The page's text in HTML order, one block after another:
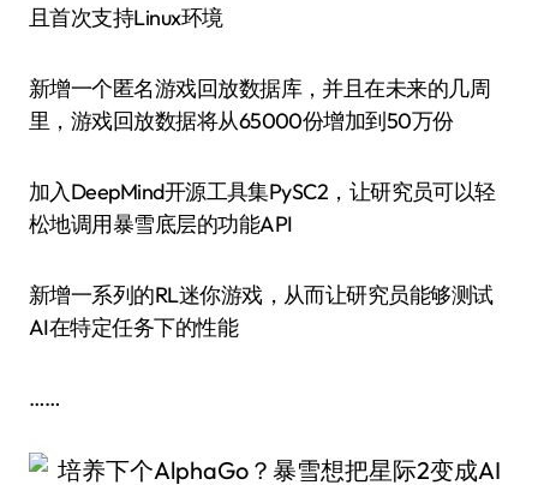
且首次支持Linux环境
新增一个匿名游戏回放数据库，并且在未来的几周
里，游戏回放数据将从65000份增加到50万份
加入DeepMind开源工具集PySC2，让研究员可以轻
松地调用暴雪底层的功能API
新增一系列的RL迷你游戏，从而让研究员能够测试
AI在特定任务下的性能
……